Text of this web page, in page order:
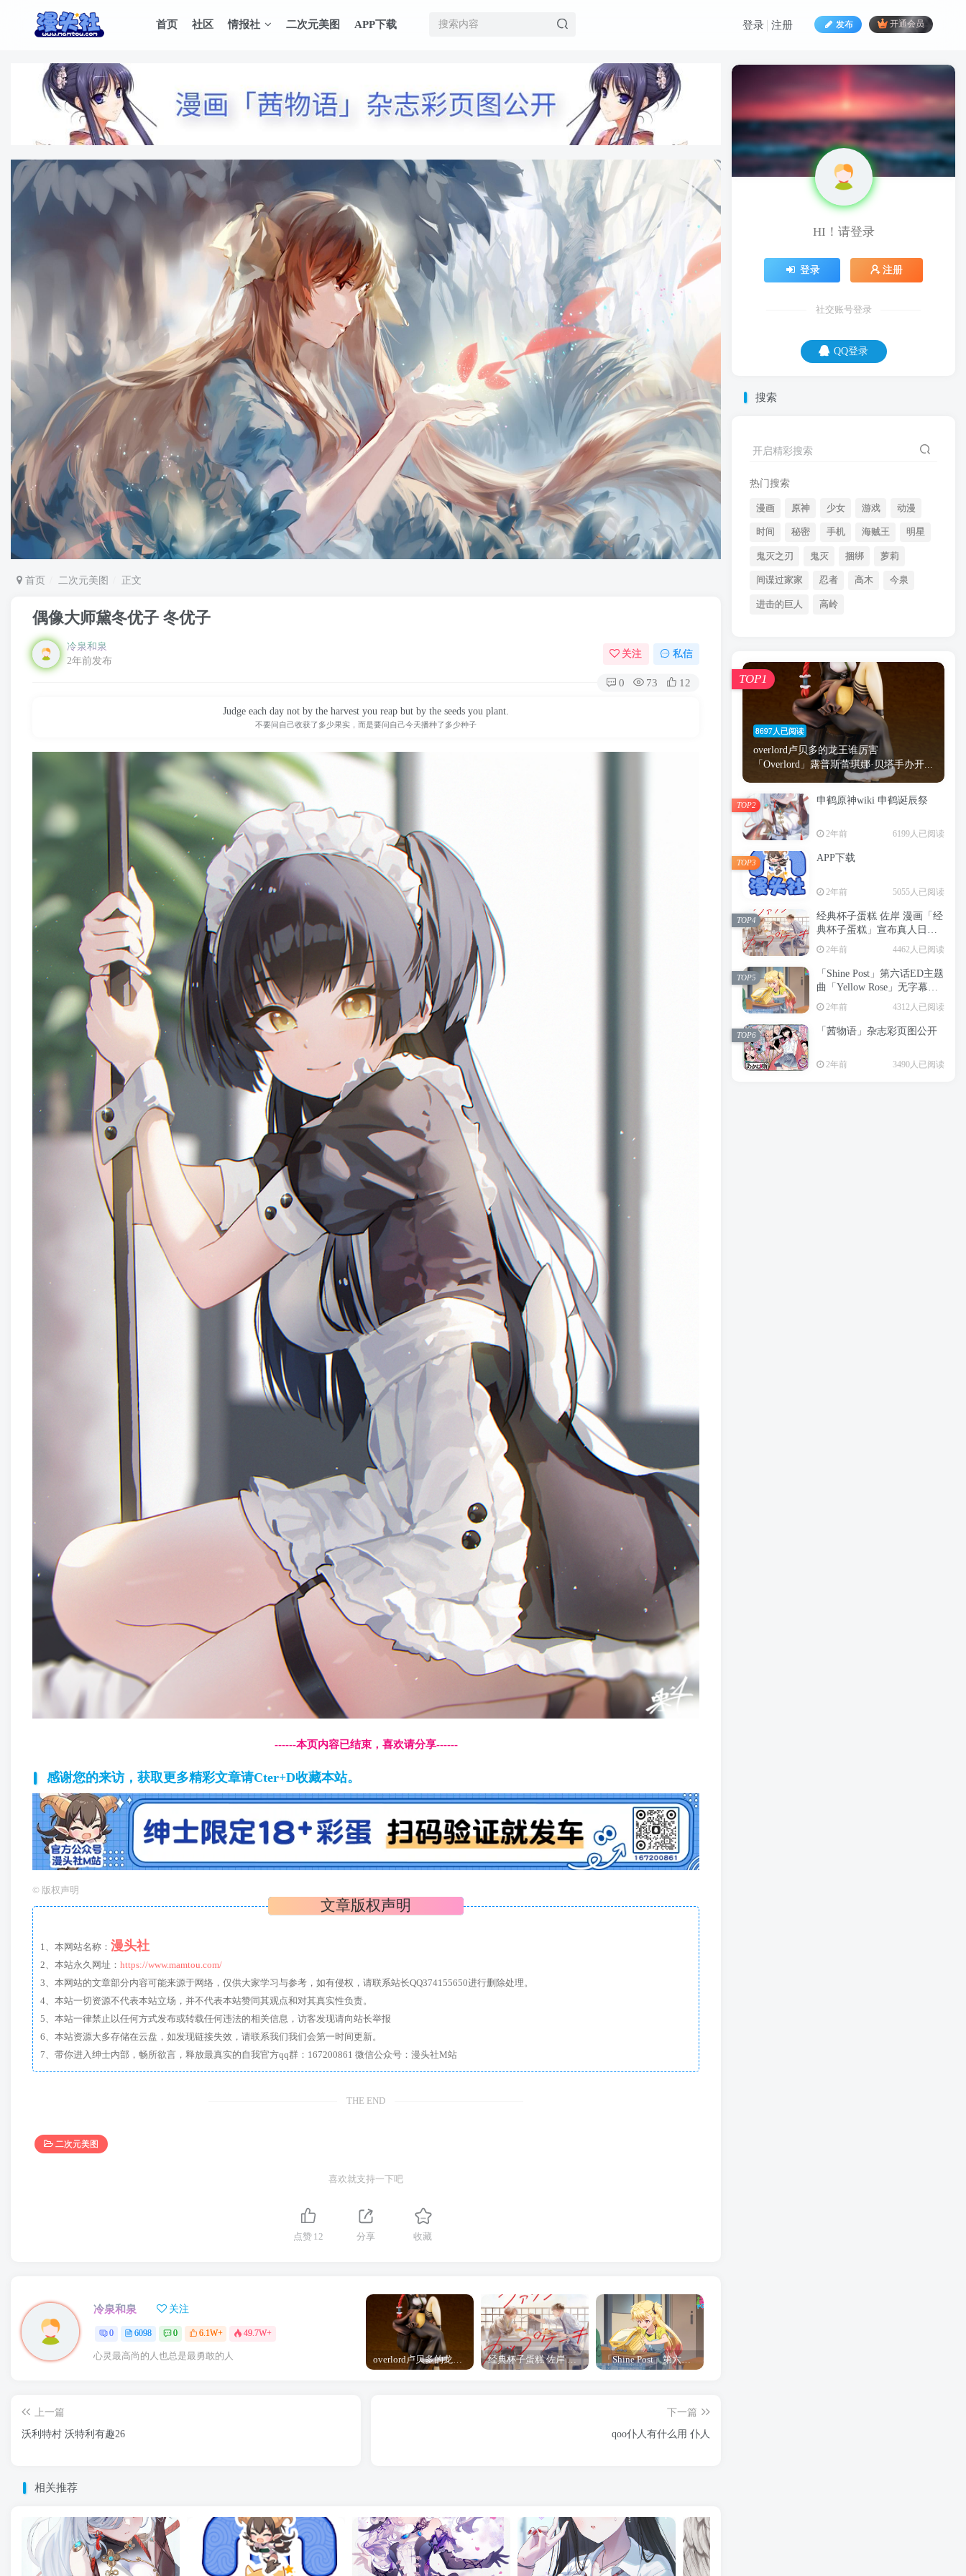
首页 社区 情报社 二次元美图 APP下载 发布 开通会员
登录 注册
首页 二次元美图 正文
偶像大师黛冬优子 冬优子
冷泉和泉
2年前发布
关注 私信
0 73 12
Judge each day not by the harvest you reap but by the seeds you plant.
不要问自己收获了多少果实，而是要问自己今天播种了多少种子
------本页内容已结束，喜欢请分享------
感谢您的来访，获取更多精彩文章请Cter+D收藏本站。
© 版权声明
文章版权声明
1、本网站名称： 漫头社
2、本站永久网址： https://www.mamtou.com/
3、本网站的文章部分内容可能来源于网络，仅供大家学习与参考，如有侵权，请联系站长QQ374155650进行删除处理。
4、本站一切资源不代表本站立场，并不代表本站赞同其观点和对其真实性负责。
5、本站一律禁止以任何方式发布或转载任何违法的相关信息，访客发现请向站长举报
6、本站资源大多存储在云盘，如发现链接失效，请联系我们我们会第一时间更新。
7、带你进入绅士内部，畅所欲言，释放最真实的自我官方qq群：167200861 微信公众号：漫头社M站
THE END
二次元美图
喜欢就支持一下吧
点赞 12 分享 收藏
冷泉和泉 关注
0 6098 0 6.1W+ 49.7W+
心灵最高尚的人也总是最勇敢的人 overlord卢贝多的龙王谁厉害 「Overlord」露普斯蕾琪娜·贝塔手办开订 经典杯子蛋糕 佐岸 漫画「经典杯子蛋糕」宣布真人日剧化 「Shine Post」第六话ED主题曲「Yellow Rose」无字幕MV公开
上一篇
沃利特村 沃特利有趣26
下一篇
qoo仆人有什么用 仆人
相关推荐
HI！请登录
登录 注册
社交账号登录
QQ登录
搜索
开启精彩搜索
热门搜索
漫画 原神 少女 游戏 动漫
时间 秘密 手机 海贼王 明星
鬼灭之刃 鬼灭 捆绑 萝莉
间谍过家家 忍者 高木 今泉
进击的巨人 高岭
8697人已阅读
overlord卢贝多的龙王谁厉害
「Overlord」露普斯蕾琪娜·贝塔手办开...
TOP1
申鹤原神wiki 申鹤诞辰祭
2年前 6199人已阅读
TOP2
APP下载
2年前 5055人已阅读
TOP3
经典杯子蛋糕 佐岸 漫画「经
典杯子蛋糕」宣布真人日剧
化
2年前 4462人已阅读
TOP4
「Shine Post」第六话ED主题
曲「Yellow Rose」无字幕MV
公开
2年前 4312人已阅读
TOP5
「茜物语」杂志彩页图公开
2年前 3490人已阅读
TOP6
HI！请登录
登录 注册
社交账号登录
QQ登录
只要你不行，哪的路都不平。
时间 秘密 手机 海贼王
鬼灭 捆绑 萝莉
间谍过家家 忍者 高木
进击的巨人 高岭
8697人已阅读
overlord卢贝多的龙王谁厉害
「Overlord」露普斯蕾琪娜·贝塔手办开...
TOP1
申鹤原神wiki 申鹤诞辰祭
2年前 6199人已阅读
TOP2
APP下载
2年前 5055人已阅读
TOP3
经典杯子蛋糕 佐岸 漫画「经
典杯子蛋糕」宣布真人日剧
TOP4